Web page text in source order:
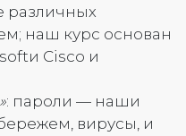
различных
наш курс основан
Cisco и
: пароли — наши
вирусы, и